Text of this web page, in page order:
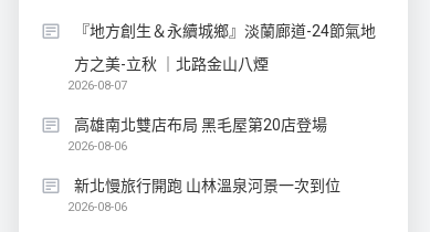
『地方創生＆永續城鄉』淡蘭廊道-24節氣地
方之美-立秋 ｜北路金山八煙
2026-08-07
高雄南北雙店布局 黑毛屋第20店登場
2026-08-06
新北慢旅行開跑 山林溫泉河景一次到位
2026-08-06